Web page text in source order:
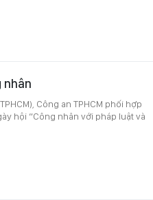
nhân
Công an TPHCM phối hợp
hội “Công nhân với pháp luật và